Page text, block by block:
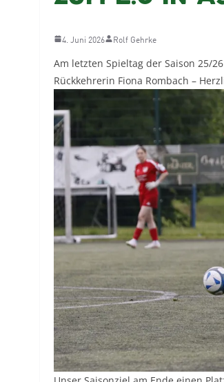
4. Juni 2026 Rolf Gehrke
Am letzten Spieltag der Saison 25/
Rückkehrerin Fiona Rombach –